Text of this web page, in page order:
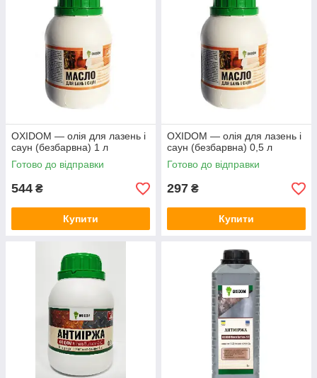
OXIDOM — олія для лазень і
саун (безбарвна) 1 л
Готово до відправки
544 ₴
Купити
OXIDOM — олія для лазень і
саун (безбарвна) 0,5 л
Готово до відправки
297 ₴
Купити